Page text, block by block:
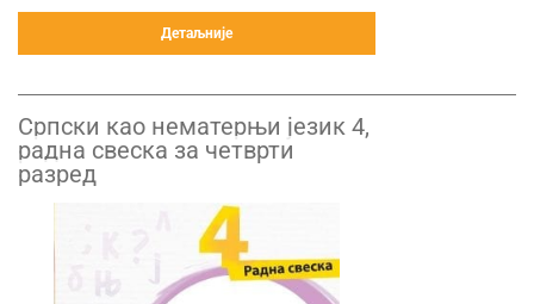
Детаљније
Српски као нематерњи језик 4,
радна свеска за четврти
разред